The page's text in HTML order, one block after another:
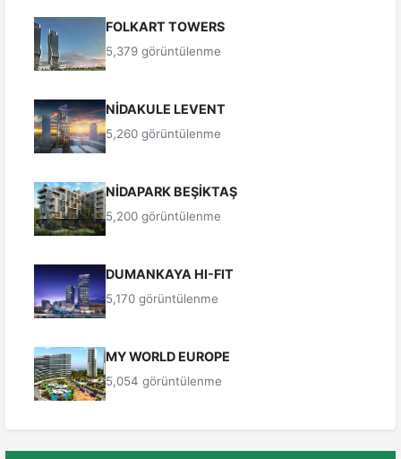
FOLKART TOWERS
5,379 görüntülenme
NİDAKULE LEVENT
5,260 görüntülenme
NİDAPARK BEŞİKTAŞ
5,200 görüntülenme
DUMANKAYA HI-FIT
5,170 görüntülenme
MY WORLD EUROPE
5,054 görüntülenme